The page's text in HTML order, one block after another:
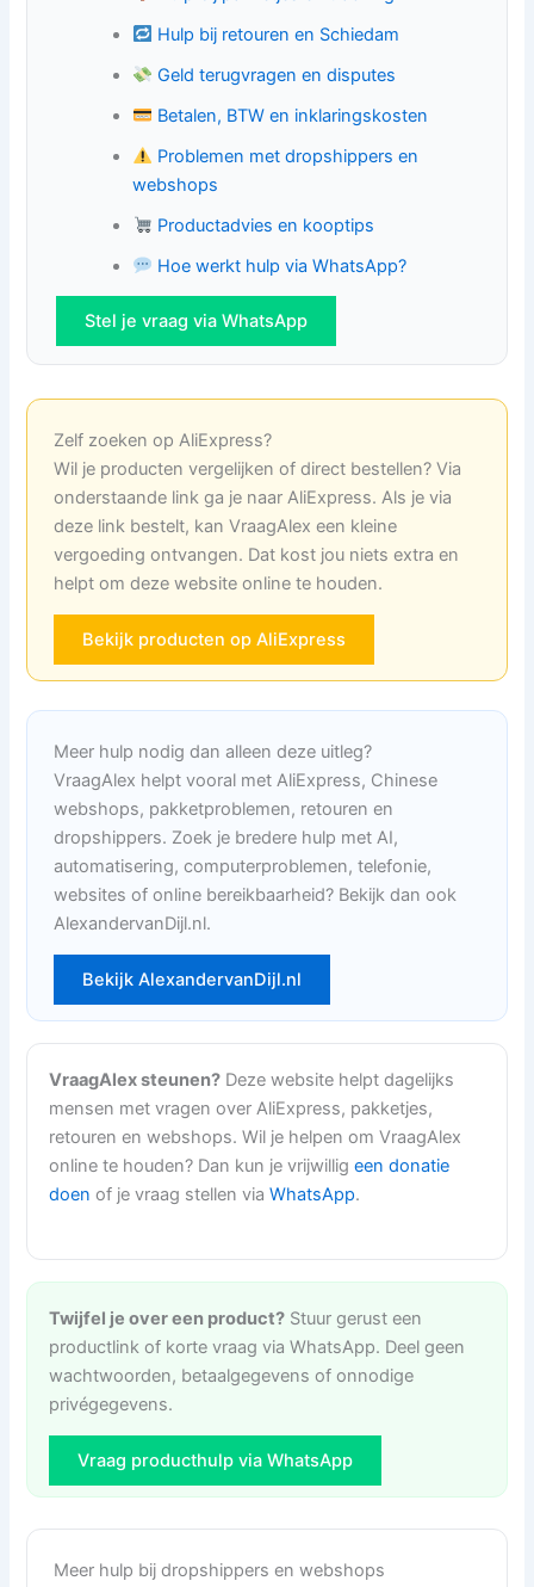
Hulp bij retouren en Schiedam
Geld terugvragen en disputes
Betalen, BTW en inklaringskosten
Problemen met dropshippers en
webshops
Productadvies en kooptips
Hoe werkt hulp via WhatsApp?
Stel je vraag via WhatsApp
Zelf zoeken op AliExpress?
Wil je producten vergelijken of direct bestellen? Via
onderstaande link ga je naar AliExpress. Als je via
deze link bestelt, kan VraagAlex een kleine
vergoeding ontvangen. Dat kost jou niets extra en
helpt om deze website online te houden.
Bekijk producten op AliExpress
Meer hulp nodig dan alleen deze uitleg?
VraagAlex helpt vooral met AliExpress, Chinese
webshops, pakketproblemen, retouren en
dropshippers. Zoek je bredere hulp met AI,
automatisering, computerproblemen, telefonie,
websites of online bereikbaarheid? Bekijk dan ook
AlexandervanDijl.nl.
Bekijk AlexandervanDijl.nl
VraagAlex steunen? Deze website helpt dagelijks
mensen met vragen over AliExpress, pakketjes,
retouren en webshops. Wil je helpen om VraagAlex
online te houden? Dan kun je vrijwilligeen donatie
doen of je vraag stellen viaWhatsApp.
Twijfel je over een product? Stuur gerust een
productlink of korte vraag via WhatsApp. Deel geen
wachtwoorden, betaalgegevens of onnodige
privégegevens.
Vraag producthulp via WhatsApp
Meer hulp bij dropshippers en webshops